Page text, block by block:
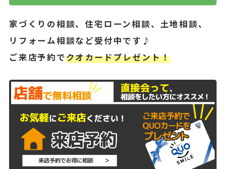
家づくりの相談、住宅ローン相談、土地相談、
リフォーム相談など受付中です♪
ご来店予約でクオカードプレゼント！